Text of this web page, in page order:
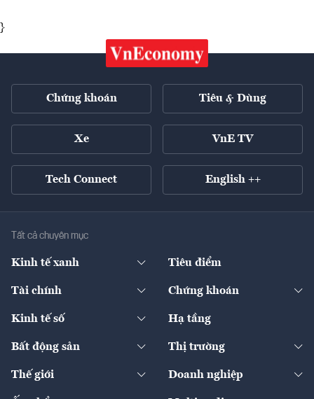
}
Chứng khoán Tiêu & Dùng
Xe VnE TV
Tech Connect English ++
Tất cả chuyên mục
Kinh tế xanh
Diễn đàn
Tiêu điểm
Tài chính
Ngân hàng
Bảo hiểm
Chứng khoán
Doanh nghiệp niêm yết
Kinh tế số
Sản phẩm - Thị trường
Hạ tầng
Bất động sản
Chính sách
Thị trường
Thế giới
Kinh tế
Doanh nghiệp